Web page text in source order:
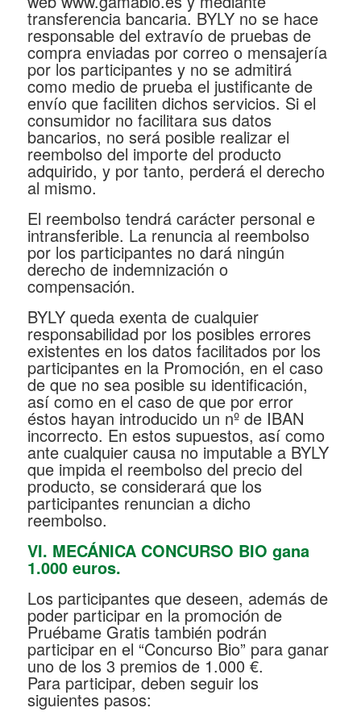
transferencia bancaria. BYLY no se hace
responsable del extravío de pruebas de
compra enviadas por correo o mensajería
por los participantes y no se admitirá
como medio de prueba el justificante de
envío que faciliten dichos servicios. Si el
consumidor no facilitara sus datos
bancarios, no será posible realizar el
reembolso del importe del producto
adquirido, y por tanto, perderá el derecho
al mismo.
El reembolso tendrá carácter personal e
intransferible. La renuncia al reembolso
por los participantes no dará ningún
derecho de indemnización o
compensación.
BYLY queda exenta de cualquier
responsabilidad por los posibles errores
existentes en los datos facilitados por los
participantes en la Promoción, en el caso
de que no sea posible su identificación,
así como en el caso de que por error
éstos hayan introducido un nº de IBAN
incorrecto. En estos supuestos, así como
ante cualquier causa no imputable a BYLY
que impida el reembolso del precio del
producto, se considerará que los
participantes renuncian a dicho
reembolso.
VI. MECÁNICA CONCURSO BIO gana
1.000 euros.
Los participantes que deseen, además de
poder participar en la promoción de
Pruébame Gratis también podrán
participar en el “Concurso Bio” para ganar
uno de los 3 premios de 1.000 €.
Para participar, deben seguir los
siguientes pasos: